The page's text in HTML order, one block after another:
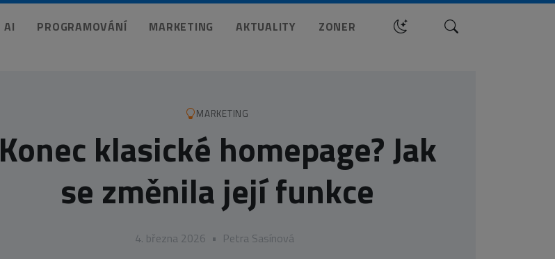
AI PROGRAMOVÁNÍ MARKETING AKTUALITY ZONER Hledat
MARKETING
Konec klasické homepage? Jak
se změnila její funkce
4. března 2026 • Petra Sasínová